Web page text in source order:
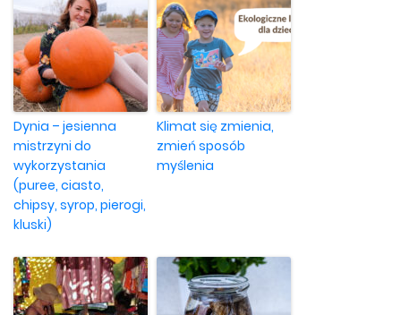
Dynia – jesienna
mistrzyni do
wykorzystania
(puree, ciasto,
chipsy, syrop, pierogi,
kluski)
Klimat się zmienia,
zmień sposób
myślenia